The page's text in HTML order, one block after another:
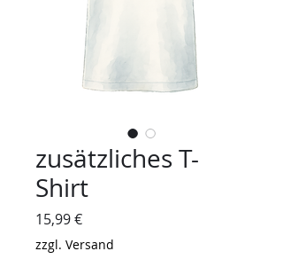
zusätzliches T-
Shirt
15,99 €Preis
zzgl. Versand